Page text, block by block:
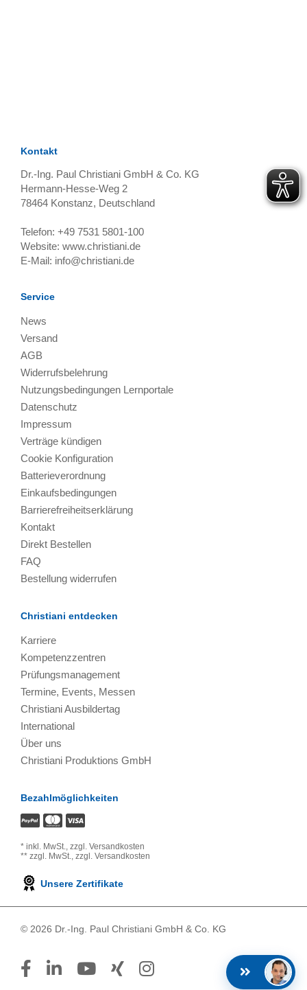
Kontakt
Dr.-Ing. Paul Christiani GmbH & Co. KG
Hermann-Hesse-Weg 2
78464 Konstanz, Deutschland
Telefon: +49 7531 5801-100
Website: www.christiani.de
E-Mail: info@christiani.de
Service
News
Versand
AGB
Widerrufsbelehrung
Nutzungsbedingungen Lernportale
Datenschutz
Impressum
Verträge kündigen
Cookie Konfiguration
Batterieverordnung
Einkaufsbedingungen
Barrierefreiheitserklärung
Kontakt
Direkt Bestellen
FAQ
Bestellung widerrufen
Christiani entdecken
Karriere
Kompetenzzentren
Prüfungsmanagement
Termine, Events, Messen
Christiani Ausbildertag
International
Über uns
Christiani Produktions GmbH
Bezahlmöglichkeiten
* inkl. MwSt., zzgl. Versandkosten
** zzgl. MwSt., zzgl. Versandkosten
Unsere Zertifikate
© 2026 Dr.-Ing. Paul Christiani GmbH & Co. KG